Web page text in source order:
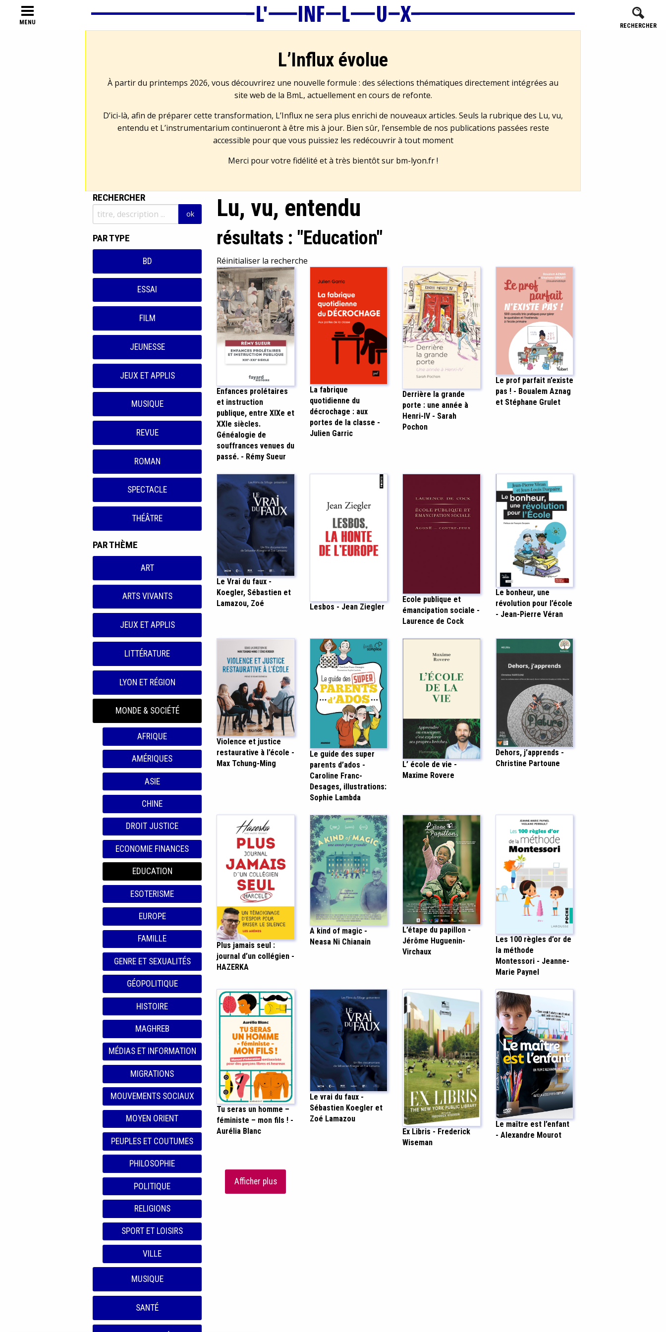
MENU RECHERCHER
L’Influx évolue
À partir du printemps 2026, vous découvrirez une nouvelle formule : des sélections thématiques directement intégrées au
site web de la BmL, actuellement en cours de refonte.
D’ici-là, afin de préparer cette transformation, L’Influx ne sera plus enrichi de nouveaux articles. Seuls la rubrique des Lu, vu,
entendu et L’instrumentarium continueront à être mis à jour. Bien sûr, l’ensemble de nos publications passées reste
accessible pour que vous puissiez les redécouvrir à tout moment
Merci pour votre fidélité et à très bientôt sur bm-lyon.fr!
RECHERCHER
PAR TYPE
BD
ESSAI
FILM
JEUNESSE
JEUX ET APPLIS
MUSIQUE
REVUE
ROMAN
SPECTACLE
THÉÂTRE
PAR THÈME
ART
ARTS VIVANTS
JEUX ET APPLIS
LITTÉRATURE
LYON ET RÉGION
MONDE & SOCIÉTÉ
AFRIQUE
AMÉRIQUES
ASIE
CHINE
DROIT JUSTICE
ECONOMIE FINANCES
EDUCATION
ESOTERISME
EUROPE
FAMILLE
GENRE ET SEXUALITÉS
GÉOPOLITIQUE
HISTOIRE
MAGHREB
MÉDIAS ET INFORMATION
MIGRATIONS
MOUVEMENTS SOCIAUX
MOYEN ORIENT
PEUPLES ET COUTUMES
PHILOSOPHIE
POLITIQUE
RELIGIONS
SPORT ET LOISIRS
VILLE
MUSIQUE
SANTÉ
Lu, vu, entendu
résultats : "Education"
Réinitialiser la recherche
Enfances prolétaires
et instruction
publique, entre XIXe et
XXIe siècles.
Généalogie de
souffrances venues du
passé. - Rémy Sueur
La fabrique
quotidienne du
décrochage : aux
portes de la classe -
Julien Garric
Derrière la grande
porte : une année à
Henri-IV - Sarah
Pochon
Le prof parfait n’existe
pas ! - Boualem Aznag
et Stéphane Grulet
Le Vrai du faux -
Koegler, Sébastien et
Lamazou, Zoé
Lesbos - Jean Ziegler
Ecole publique et
émancipation sociale -
Laurence de Cock
Le bonheur, une
révolution pour l’école
- Jean-Pierre Véran
Violence et justice
restaurative à l’école -
Max Tchung-Ming
Le guide des super
parents d’ados -
Caroline Franc-
Desages, illustrations:
Sophie Lambda
L’ école de vie -
Maxime Rovere
Dehors, j’apprends -
Christine Partoune
Plus jamais seul :
journal d’un collégien -
HAZERKA
A kind of magic -
Neasa Ni Chianain
L’étape du papillon -
Jérôme Huguenin-
Virchaux
Les 100 règles d’or de
la méthode
Montessori - Jeanne-
Marie Paynel
Tu seras un homme –
féministe – mon fils ! -
Aurélia Blanc
Le vrai du faux -
Sébastien Koegler et
Zoé Lamazou
Ex Libris - Frederick
Wiseman
Le maître est l’enfant
- Alexandre Mourot
Afficher plus